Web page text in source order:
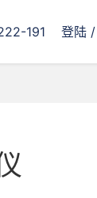
191 登陆 /